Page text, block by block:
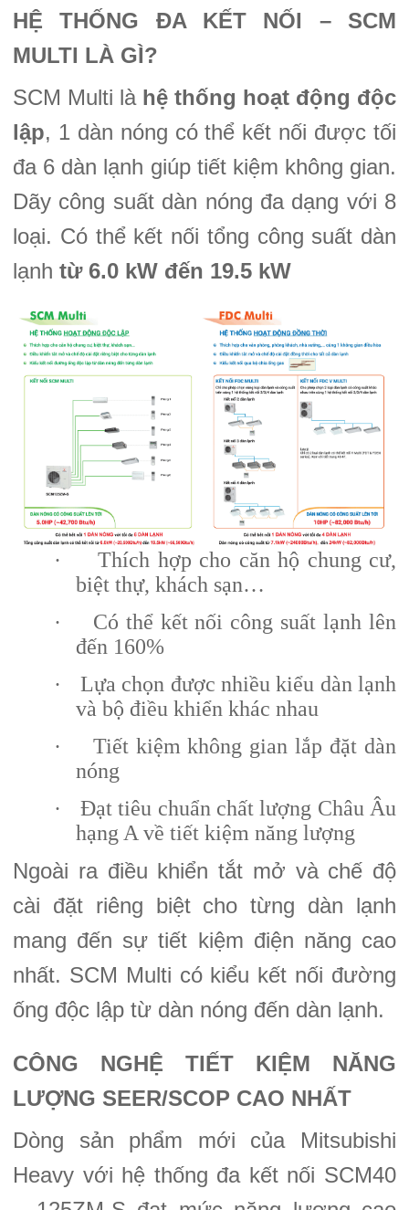
HỆ THỐNG ĐA KẾT NỐI – SCM
MULTI LÀ GÌ?
SCM Multi là hệ thống hoạt động độc
lập, 1 dàn nóng có thể kết nối được tối
đa 6 dàn lạnh giúp tiết kiệm không gian.
Dãy công suất dàn nóng đa dạng với 8
loại. Có thể kết nối tổng công suất dàn
lạnh từ 6.0 kW đến 19.5 kW
·
Thích hợp cho căn hộ chung cư,
biệt thự, khách sạn…
·
Có thể kết nối công suất lạnh lên
đến 160%
·
Lựa chọn được nhiều kiểu dàn lạnh
và bộ điều khiển khác nhau
·
Tiết kiệm không gian lắp đặt dàn
nóng
·
Đạt tiêu chuẩn chất lượng Châu Âu
hạng A về tiết kiệm năng lượng
Ngoài ra điều khiển tắt mở và chế độ
cài đặt riêng biệt cho từng dàn lạnh
mang đến sự tiết kiệm điện năng cao
nhất. SCM Multi có kiểu kết nối đường
ống độc lập từ dàn nóng đến dàn lạnh.
CÔNG NGHỆ TIẾT KIỆM NĂNG
LƯỢNG SEER/SCOP CAO NHẤT
Dòng sản phẩm mới của Mitsubishi
Heavy với hệ thống đa kết nối SCM40